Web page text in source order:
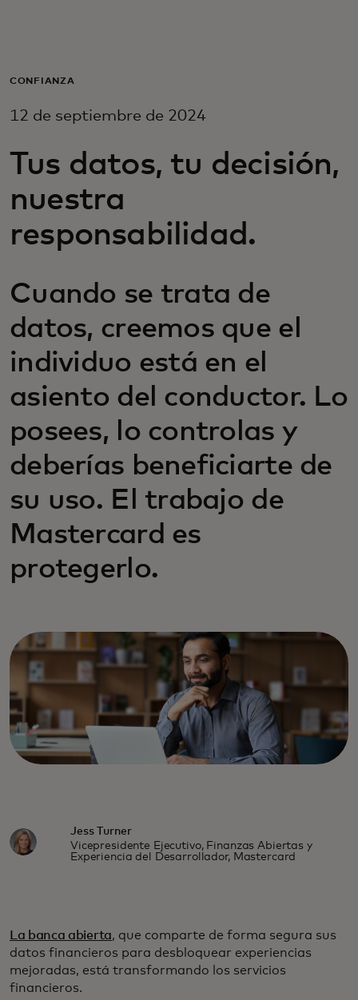
Para empresas
Para innovadores
Noticias y tendencias
CONFIANZA
12 de septiembre de 2024
Tus datos, tu decisión,
nuestra
responsabilidad.
Cuando se trata de
datos, creemos que el
individuo está en el
asiento del conductor. Lo
posees, lo controlas y
deberías beneficiarte de
su uso. El trabajo de
Mastercard es
protegerlo.
Jess Turner
Vicepresidente Ejecutivo, Finanzas Abiertas y
Experiencia del Desarrollador, Mastercard
La banca abierta, que comparte de forma segura sus
datos financieros para desbloquear experiencias
mejoradas, está transformando los servicios
financieros.